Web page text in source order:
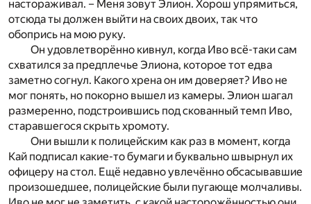
настораживал. – Меня зовут Элион. Хорош упрямиться,
отсюда ты должен выйти на своих двоих, так что
обопрись на мою руку.
Он удовлетворённо кивнул, когда Иво всё-таки сам
схватился за предплечье Элиона, которое тот едва
заметно согнул. Какого хрена он им доверяет? Иво не
мог понять, но покорно вышел из камеры. Элион шагал
размеренно, подстроившись под скованный темп Иво,
старавшегося скрыть хромоту.
Они вышли к полицейским как раз в момент, когда
Кай подписал какие-то бумаги и буквально швырнул их
офицеру на стол. Ещё недавно увлечённо обсасывавшие
произошедшее, полицейские были пугающе молчаливы.